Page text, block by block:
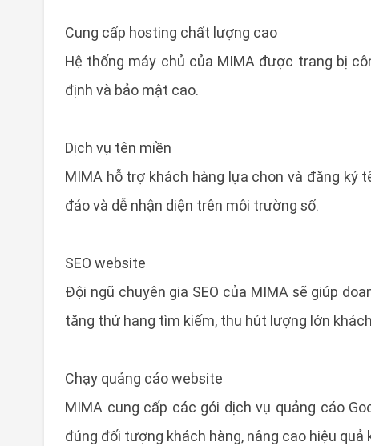
Cung cấp hosting chất lượng cao
Hệ thống máy chủ của MIMA được trang bị
định và bảo mật cao.
Dịch vụ tên miền
MIMA hỗ trợ khách hàng lựa chọn và đăng ký
đáo và dễ nhận diện trên môi trường số.
SEO website
Đội ngũ chuyên gia SEO của MIMA sẽ giúp
tăng thứ hạng tìm kiếm, thu hút lượng lớn
Chạy quảng cáo website
MIMA cung cấp các gói dịch vụ quảng cáo
đúng đối tượng khách hàng, nâng cao hiệu quả